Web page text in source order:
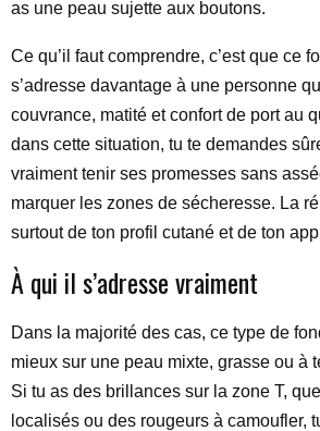
as une peau sujette aux boutons.
Ce qu’il faut comprendre, c’est que ce
s’adresse davantage à une personne
couvrance, matité et confort de port au
dans cette situation, tu te demandes
vraiment tenir ses promesses sans
marquer les zones de sécheresse. La
surtout de ton profil cutané et de ton
À qui il s’adresse vraiment
Dans la majorité des cas, ce type de
mieux sur une peau mixte, grasse ou à
Si tu as des brillances sur la zone T,
localisés ou des rougeurs à camoufler,